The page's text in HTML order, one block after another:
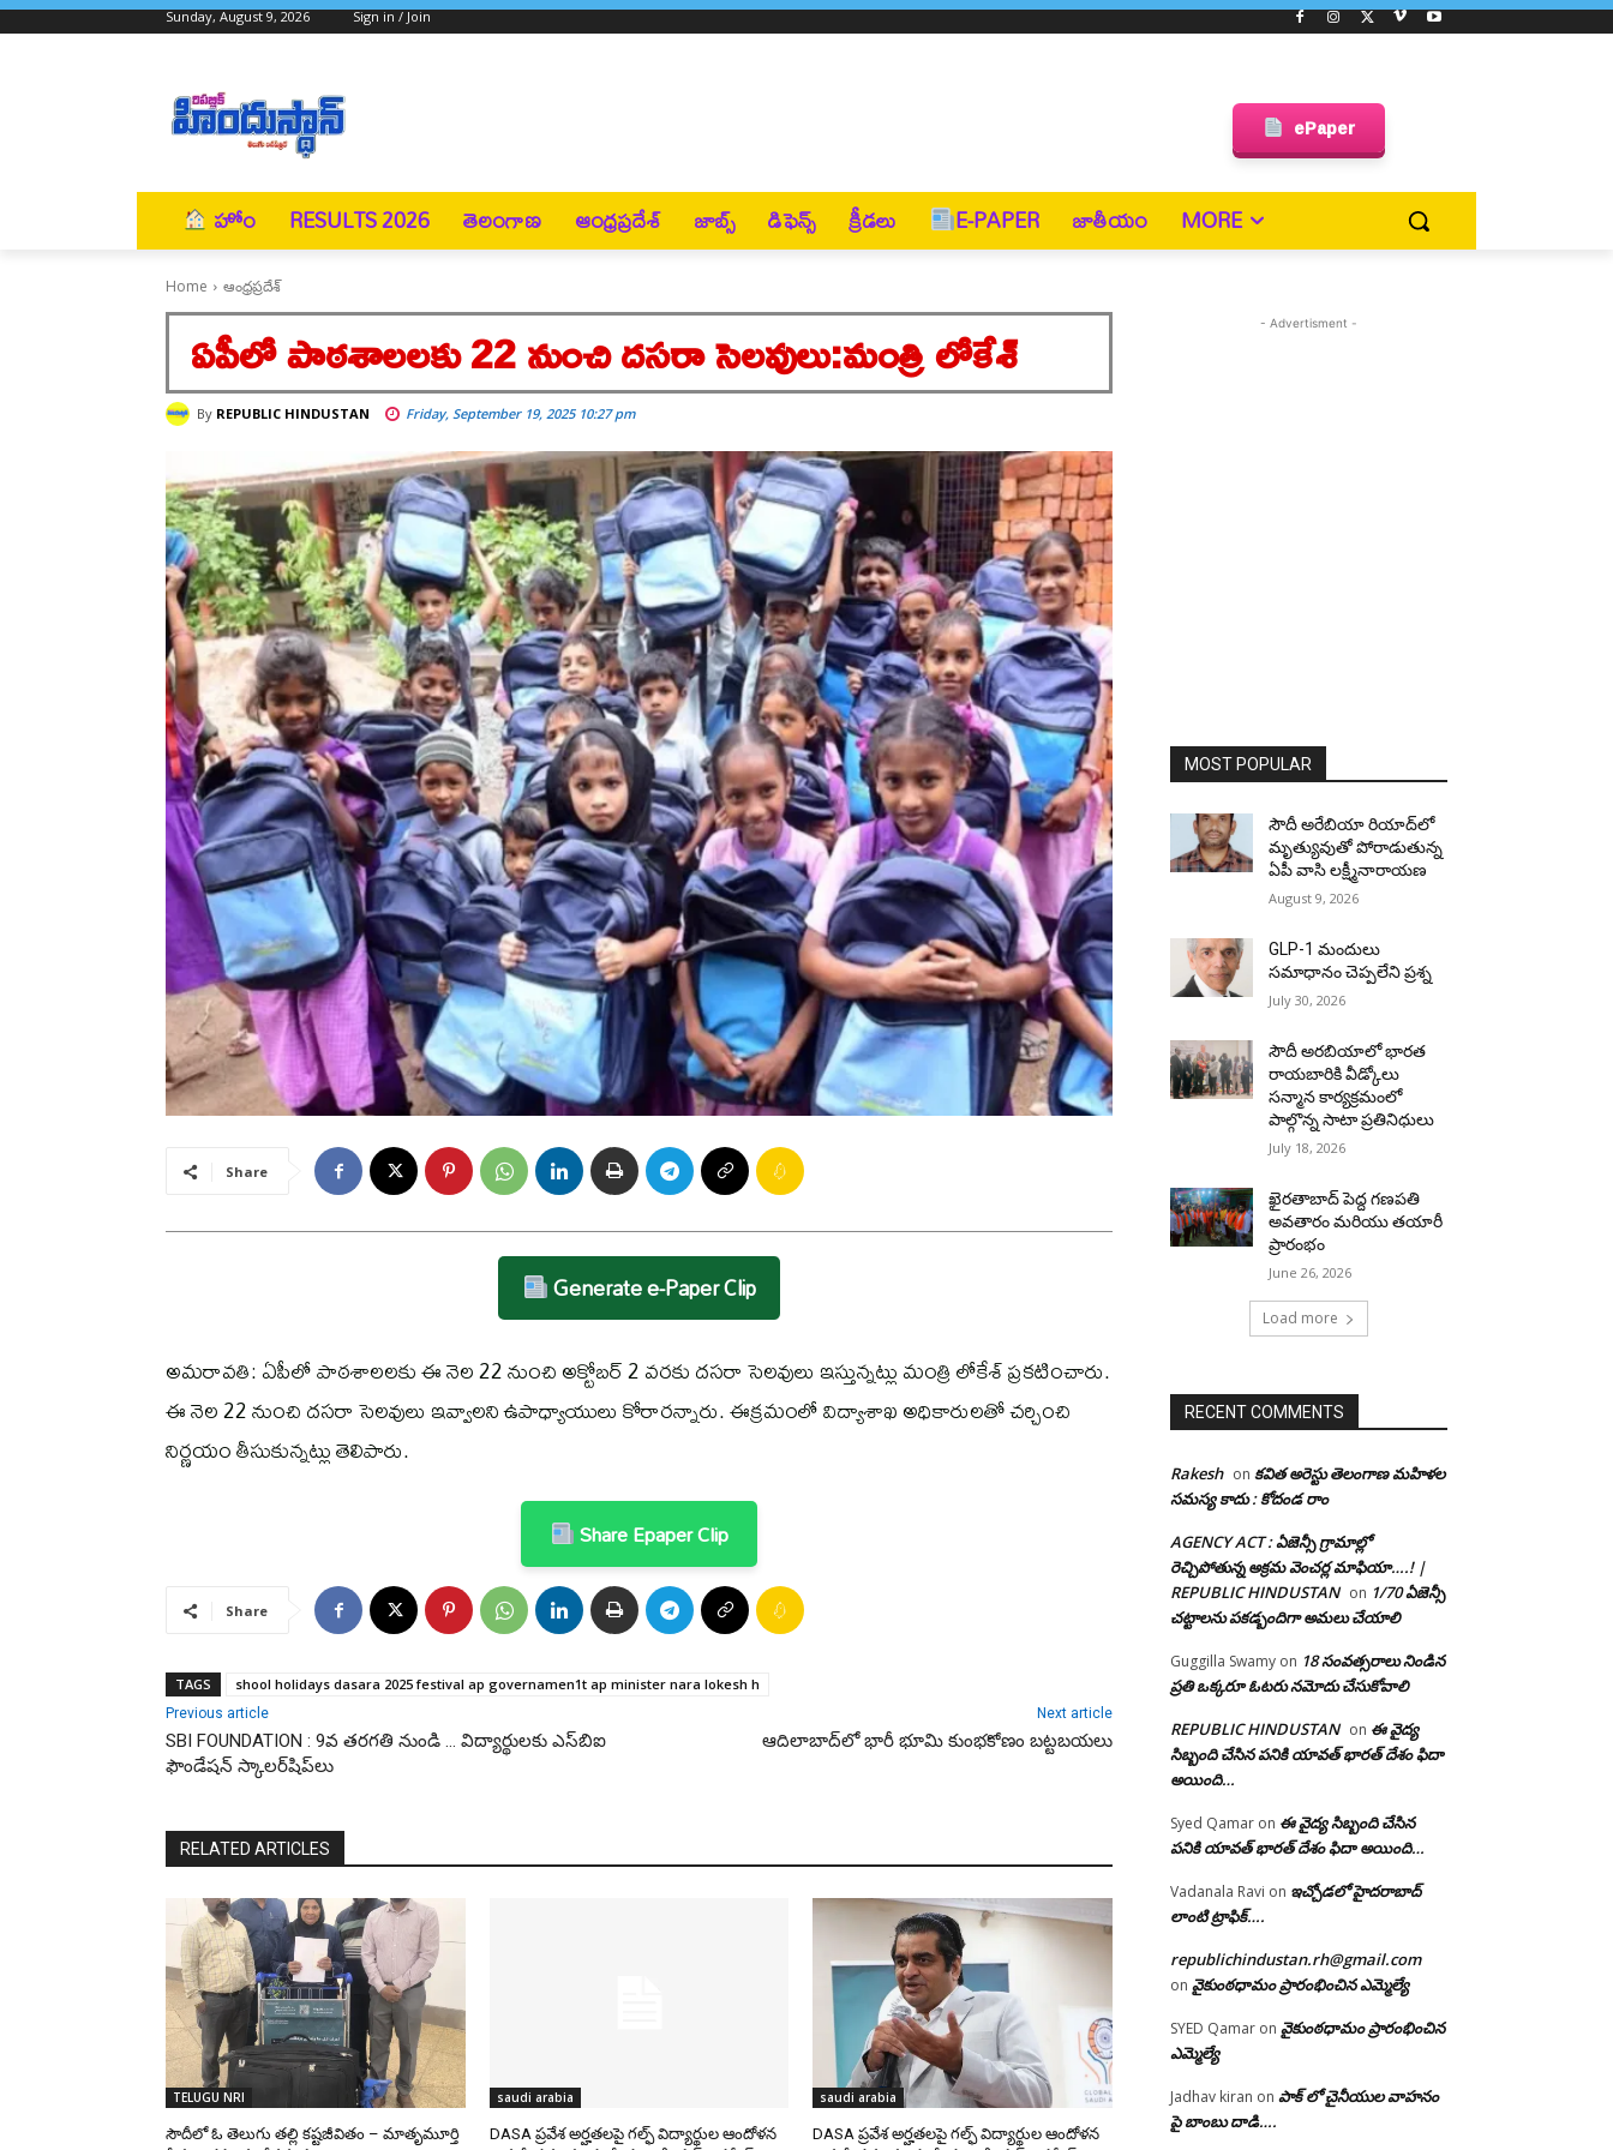
Sunday, August 9, 2026 Sign in / Join
ePaper
హోం RESULTS 2026 తెలంగాణ ఆంధ్రప్రదేశ్ జాబ్స్ డిఫెన్స్ క్రీడలు E-PAPER జాతీయం MORE
Home ఆంధ్రప్రదేశ్
ఏపీలో పాఠశాలలకు 22 నుంచి దసరా సెలవులు:మంత్రి లోకేశ్‌
By REPUBLIC HINDUSTAN Friday, September 19, 2025 10:27 pm
Share
Generate e-Paper Clip
అమరావతి: ఏపీలో పాఠశాలలకు ఈ నెల 22 నుంచి అక్టోబర్‌ 2 వరకు దసరా సెలవులు ఇస్తున్నట్లు మంత్రి లోకేశ్‌ ప్రకటించారు.
ఈ నెల 22 నుంచి దసరా సెలవులు ఇవ్వాలని ఉపాధ్యాయులు కోరారన్నారు. ఈక్రమంలో విద్యాశాఖ అధికారులతో చర్చించి
నిర్ణయం తీసుకున్నట్లు తెలిపారు.
Share Epaper Clip
Share
TAGS shool holidays dasara 2025 festival ap governamen1t ap minister nara lokesh h
Previous article
SBI FOUNDATION : 9వ తరగతి నుండి … విద్యార్థులకు ఎస్‌బి‌ఐ
ఫౌండేషన్ స్కాలర్‌షిప్‌లు
Next article
ఆదిలాబాద్‌లో భారీ భూమి కుంభకోణం బట్టబయలు
RELATED ARTICLES
TELUGU NRI
సౌదీలో ఓ తెలుగు తల్లి కష్టజీవితం – మాతృమూర్తి
saudi arabia
DASA ప్రవేశ అర్హతలపై గల్ఫ్ విద్యార్థుల ఆందోళన
saudi arabia
DASA ప్రవేశ అర్హతలపై గల్ఫ్ విద్యార్థుల ఆందోళన
- Advertisment -
MOST POPULAR
సౌదీ అరేబియా రియాద్‌లో
మృత్యువుతో పోరాడుతున్న
ఏపీ వాసి లక్ష్మీనారాయణ
August 9, 2026
GLP-1 మందులు
సమాధానం చెప్పలేని ప్రశ్న
July 30, 2026
సౌదీ అరబియాలో భారత
రాయబారికి వీడ్కోలు
సన్మాన కార్యక్రమంలో
పాల్గొన్న సాటా ప్రతినిధులు
July 18, 2026
ఖైరతాబాద్ పెద్ద గణపతి
అవతారం మరియు తయారీ
ప్రారంభం
June 26, 2026
Load more
RECENT COMMENTS
Rakesh on కవిత అరెస్టు తెలంగాణ మహిళల
సమస్య కాదు : కోదండ రాం
AGENCY ACT : ఏజెన్సీ గ్రామాల్లో
రెచ్చిపోతున్న అక్రమ వెంచర్ల మాఫియా….! |
REPUBLIC HINDUSTAN on 1/70 ఏజెన్సీ
చట్టాలను పకడ్బందిగా అమలు చేయాలి
Guggilla Swamy on 18 సంవత్సరాలు నిండిన
ప్రతి ఒక్కరూ ఓటరు నమోదు చేసుకోవాలి
REPUBLIC HINDUSTAN on ఈ వైద్య
సిబ్బంది చేసిన పనికి యావత్ భారత్ దేశం ఫిదా
అయింది…
Syed Qamar on ఈ వైద్య సిబ్బంది చేసిన
పనికి యావత్ భారత్ దేశం ఫిదా అయింది…
Vadanala Ravi on ఇచ్చోడలో హైదరాబాద్
లాంటి ట్రాఫిక్….
republichindustan.rh@gmail.com
on వైకుంఠధామం ప్రారంభించిన ఎమ్మెల్యే
SYED Qamar on వైకుంఠధామం ప్రారంభించిన
ఎమ్మెల్యే
Jadhav kiran on పాక్ లో చైనీయుల వాహనం
పై బాంబు దాడి….